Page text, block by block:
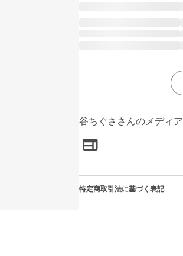
谷ちぐささんのメディア
特定商取引法に基づく表記